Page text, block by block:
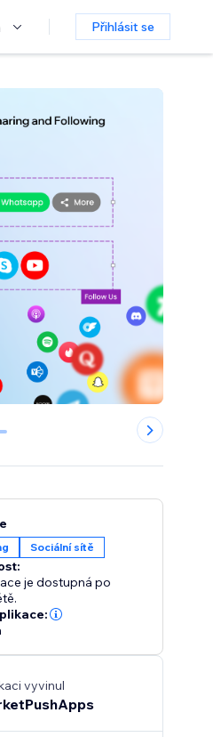
Přihlásit se
Sociální sítě
je dostupná po
vyvinul